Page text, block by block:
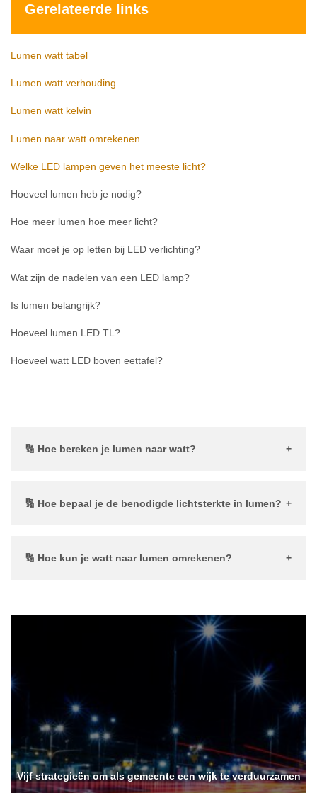
Gerelateerde links
Lumen watt tabel
Lumen watt verhouding
Lumen watt kelvin
Lumen naar watt omrekenen
Welke LED lampen geven het meeste licht?
Hoeveel lumen heb je nodig?
Hoe meer lumen hoe meer licht?
Waar moet je op letten bij LED verlichting?
Wat zijn de nadelen van een LED lamp?
Is lumen belangrijk?
Hoeveel lumen LED TL?
Hoeveel watt LED boven eettafel?
🔢 Hoe bereken je lumen naar watt?
voor gloeilampen en led lampen met onze handige
tabel
🔢 Hoe bepaal je de benodigde lichtsterkte in lumen?
verlicht moet worden. Bekijk onze handige richtlijnen voor
verschillende ruimtes en activiteiten.
🔢 Hoe kun je watt naar lumen omrekenen?
Vijf strategieën om als gemeente een wijk te verduurzamen